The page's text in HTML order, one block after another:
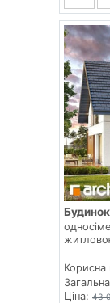
Будинок
Ціна: 43